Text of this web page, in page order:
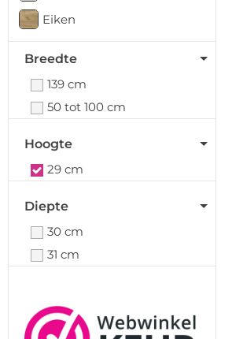
Eiken
Breedte
139 cm
50 tot 100 cm
Hoogte
29 cm
Diepte
30 cm
31 cm